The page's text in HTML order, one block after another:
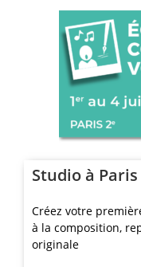
Studio à Paris
Créez votre
à la composition,
originale